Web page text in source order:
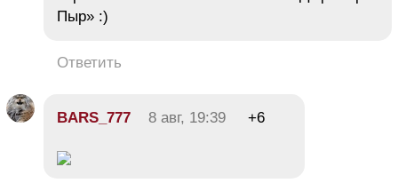
Пыр» :)
Ответить
BARS_777 8 авг, 19:39 +6